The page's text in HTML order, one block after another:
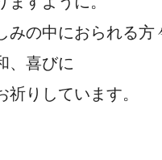
みの中におられる方
、喜びに
りしています。